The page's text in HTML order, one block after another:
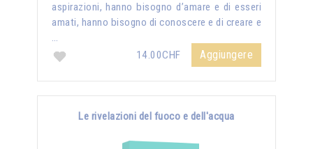
aspirazioni, hanno bisogno d’amare e di esseri
amati, hanno bisogno di conoscere e di creare e
…
14.00CHF
Aggiungere
Le rivelazioni del fuoco e dell'acqua